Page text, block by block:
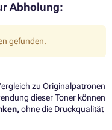
Abholung:
gefunden.
zu Originalpatronen
dieser Toner können
ohne die Druckqualität